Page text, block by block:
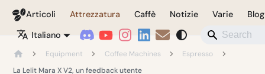
Coffeegeek
Articoli Attrezzatura Caffè Notizie Varie
Blog
Italiano
Equipment Coffee Machines
Espresso
La Lelit Mara X V2, un feedback utente